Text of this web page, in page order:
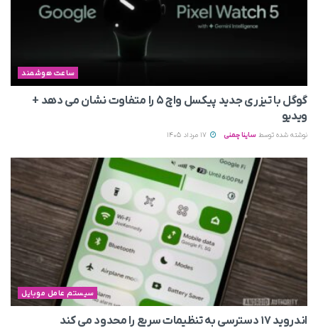
ساعت هوشمند
گوگل با تیزری جدید پیکسل واچ ۵ را متفاوت نشان می‌ دهد +
ویدیو
نوشته شده توسط ساینا چمنی
سیستم عامل موبایل
اندروید ۱۷ دسترسی به تنظیمات سریع را محدود می‌ کند